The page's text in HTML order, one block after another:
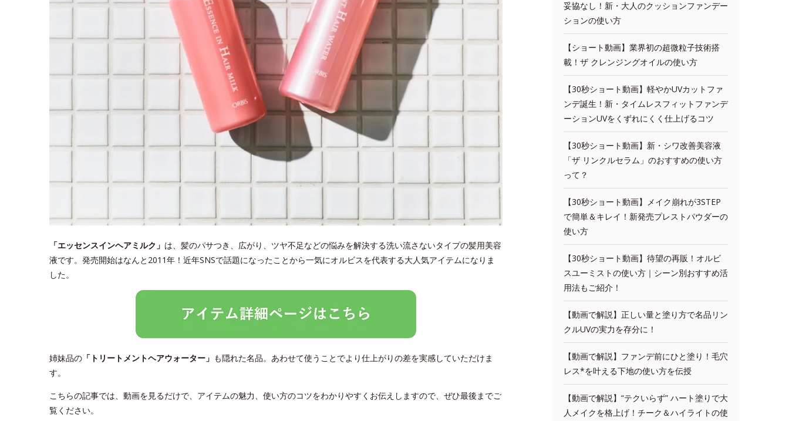
「エッセンスインヘアミルク」 は、髪のパサつき、広がり、ツヤ不足などの悩みを解決する洗い流さないタイプの髪用美容
液です。発売開始はなんと2011年！近年SNSで話題になったことから一気にオルビスを代表する大人気アイテムになりま
した。
姉妹品の 「トリートメントヘアウォーター」 も隠れた名品。あわせて使うことでより仕上がりの差を実感していただけま
す。
こちらの記事では、動画を見るだけで、アイテムの魅力、使い方のコツをわかりやすくお伝えしますので、ぜひ最後までご
覧ください。
妥協なし！新・大人のクッションファンデー
ションの使い方
【ショート動画】業界初の超微粒子技術搭
載！ザ クレンジングオイルの使い方
【30秒ショート動画】軽やかUVカットファ
ンデ誕生！新・タイムレスフィットファンデ
ーションUVをくずれにくく仕上げるコツ
【30秒ショート動画】新・シワ改善美容液
「ザ リンクルセラム」のおすすめの使い方
って？
【30秒ショート動画】メイク崩れが3STEP
で簡単＆キレイ！新発売プレストパウダーの
使い方
【30秒ショート動画】待望の再販！オルビ
スユーミストの使い方｜シーン別おすすめ活
用法もご紹介！
【動画で解説】正しい量と塗り方で名品リン
クルUVの実力を存分に！
【動画で解説】ファンデ前にひと塗り！毛穴
レス*を叶える下地の使い方を伝授
【動画で解説】“テクいらず” ハート塗りで大
人メイクを格上げ！チーク＆ハイライトの使